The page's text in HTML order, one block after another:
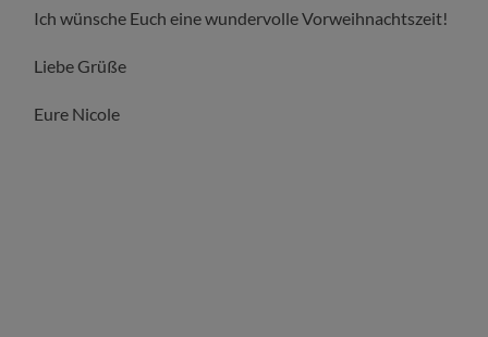
Ich wünsche Euch eine wundervolle Vorweihnachtszeit!
Liebe Grüße
Eure Nicole